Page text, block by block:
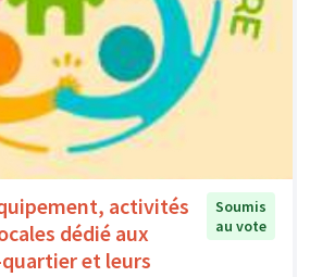
activités
dédié aux
et leurs
Soumis
au vote